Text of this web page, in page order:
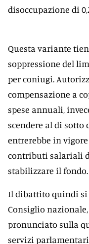
disoccupazione di
Questa variante
soppressione del
per coniugi.
compensazione a
spese annuali,
scendere al di sotto
entrerebbe in
contributi salariali
stabilizzare il fondo.
Il dibattito quindi si
Consiglio
pronunciato sulla
servizi